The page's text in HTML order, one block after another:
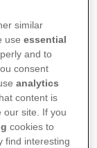
similar
useessential
and to
consent
analytics
content is
our site. If you
cookies to
find interesting